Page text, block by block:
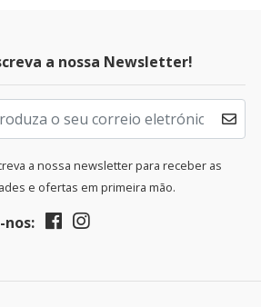
a nossa Newsletter!
a nossa newsletter para receber as
e ofertas em primeira mão.
nos: